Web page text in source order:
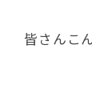
皆さんこ